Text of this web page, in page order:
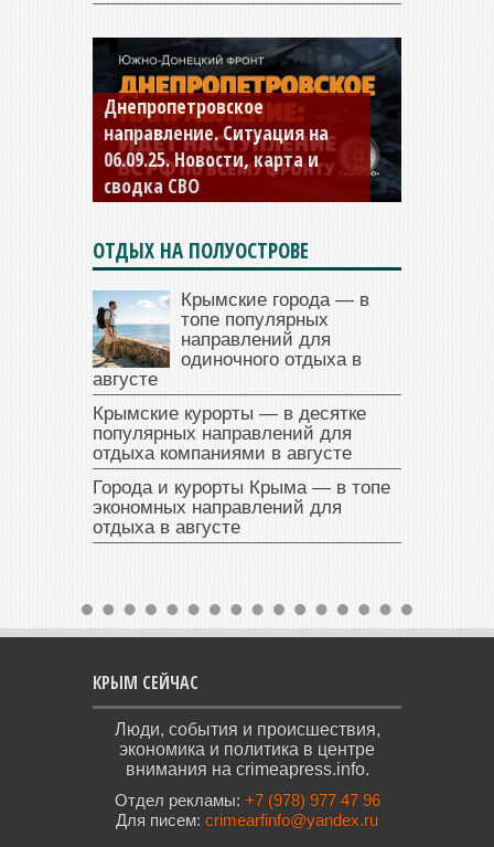
Константиновское
направление. Ситуация на
04.09.25 Новости, карта и
сводка СВО
ОТДЫХ НА ПОЛУОСТРОВЕ
Крымские города — в
топе популярных
направлений для
одиночного отдыха в
августе
Крымские курорты — в десятке
популярных направлений для
отдыха компаниями в августе
Города и курорты Крыма — в топе
экономных направлений для
отдыха в августе
КРЫМ СЕЙЧАС
Люди, события и происшествия,
экономика и политика в центре
внимания на crimeapress.info.
Отдел рекламы: +7 (978) 977 47 96
Для писем: crimearfinfo@yandex.ru